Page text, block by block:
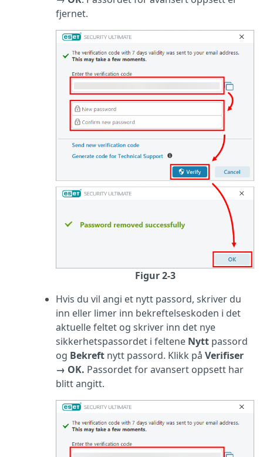
fjernet.
Figur 2-3
Hvis du vil angi et nytt passord, skriver du
inn eller limer inn bekreftelseskoden i det
aktuelle feltet og skriver inn det nye
sikkerhetspassordet i feltene Nytt passord
og Bekreft nytt passord. Klikk på Verifiser
→ OK. Passordet for avansert oppsett har
blitt angitt.